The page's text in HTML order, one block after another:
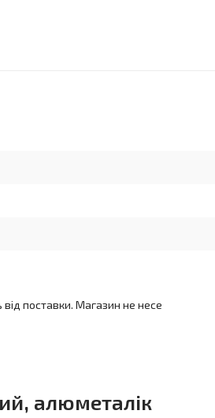
від поставки. Магазин не несе
алюметалік